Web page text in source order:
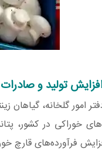
تولید و صادرات
امور گلخانه، گیاهان
خوراکی در کشور،
فرآورده‌های قارچ